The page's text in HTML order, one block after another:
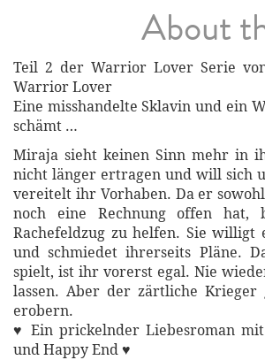
About
Teil 2 der Warrior Lover Serie
Warrior Lover
Eine misshandelte Sklavin und ein
schämt …
Miraja sieht keinen Sinn mehr in
nicht länger ertragen und will sich
vereitelt ihr Vorhaben. Da er
noch eine Rechnung offen
Rachefeldzug zu helfen. Sie
und schmiedet ihrerseits Pläne.
spielt, ist ihr vorerst egal. Nie
lassen. Aber der zärtliche
erobern.
♥ Ein prickelnder Liebesroman
und Happy End ♥